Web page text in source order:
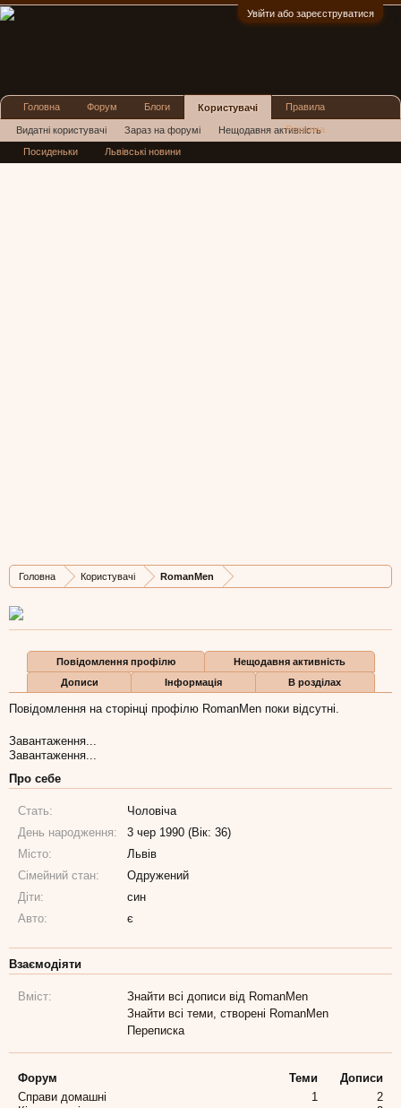
Увійти або зареєструватися
Головна Користувачі RomanMen
Дописів
7
Карма
0
Бали
1
Повідомлення профілю
Нещодавня активність
Дописи
Інформація В розділах
Повідомлення на сторінці профілю RomanMen поки відсутні.
Завантаження...
Завантаження...
Про себе
Стать:
Чоловіча
День народження:
3 чер 1990 (Вік: 36)
Місто:
Львiв
Сімейний стан:
Одружений
Діти:
син
Авто:
є
Взаємодіяти
Вміст:
Знайти всі дописи від RomanMen
Знайти всі теми, створені RomanMen
Переписка
Форум Теми
Дописи
Справи домашні
1
2
Головна Форум Блоги Користувачі
Видатні користувачі Зараз на форумі Нещодавня активність
Нові повідомлення профілю
Правила
Реклама
Посиденьки Львівські новини